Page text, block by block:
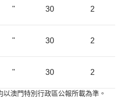
" 30 2
" 30 2
" 30 2
澳門特別行政區公報所載為準。